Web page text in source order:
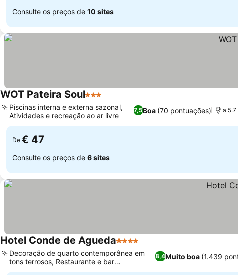
Consulte os preços de 10 sites
WOT Pateira Soul3 Estrelas
7,5Boa (70 pontuações)
Piscinas interna e externa sazonal,
Atividades e recreação ao ar livre
a
De € 47
Consulte os preços de 6 sites
Hotel Conde de Agueda4 Estrelas
8,4Muito boa (1.439
Decoração de quarto contemporânea em
tons terrosos, Restaurante e bar
panorâmico na cobertura